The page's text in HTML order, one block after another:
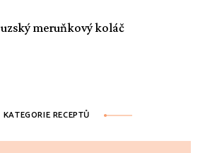
meruňkový koláč
KATEGORIE RECEPTŮ